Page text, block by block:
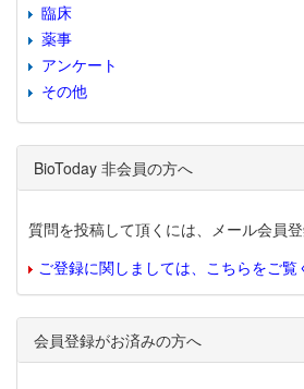
臨床
薬事
アンケート
その他
BioToday 非会員の方へ
質問を投稿して頂くには、メール会員登
ご登録に関しましては、こちらをご覧
会員登録がお済みの方へ